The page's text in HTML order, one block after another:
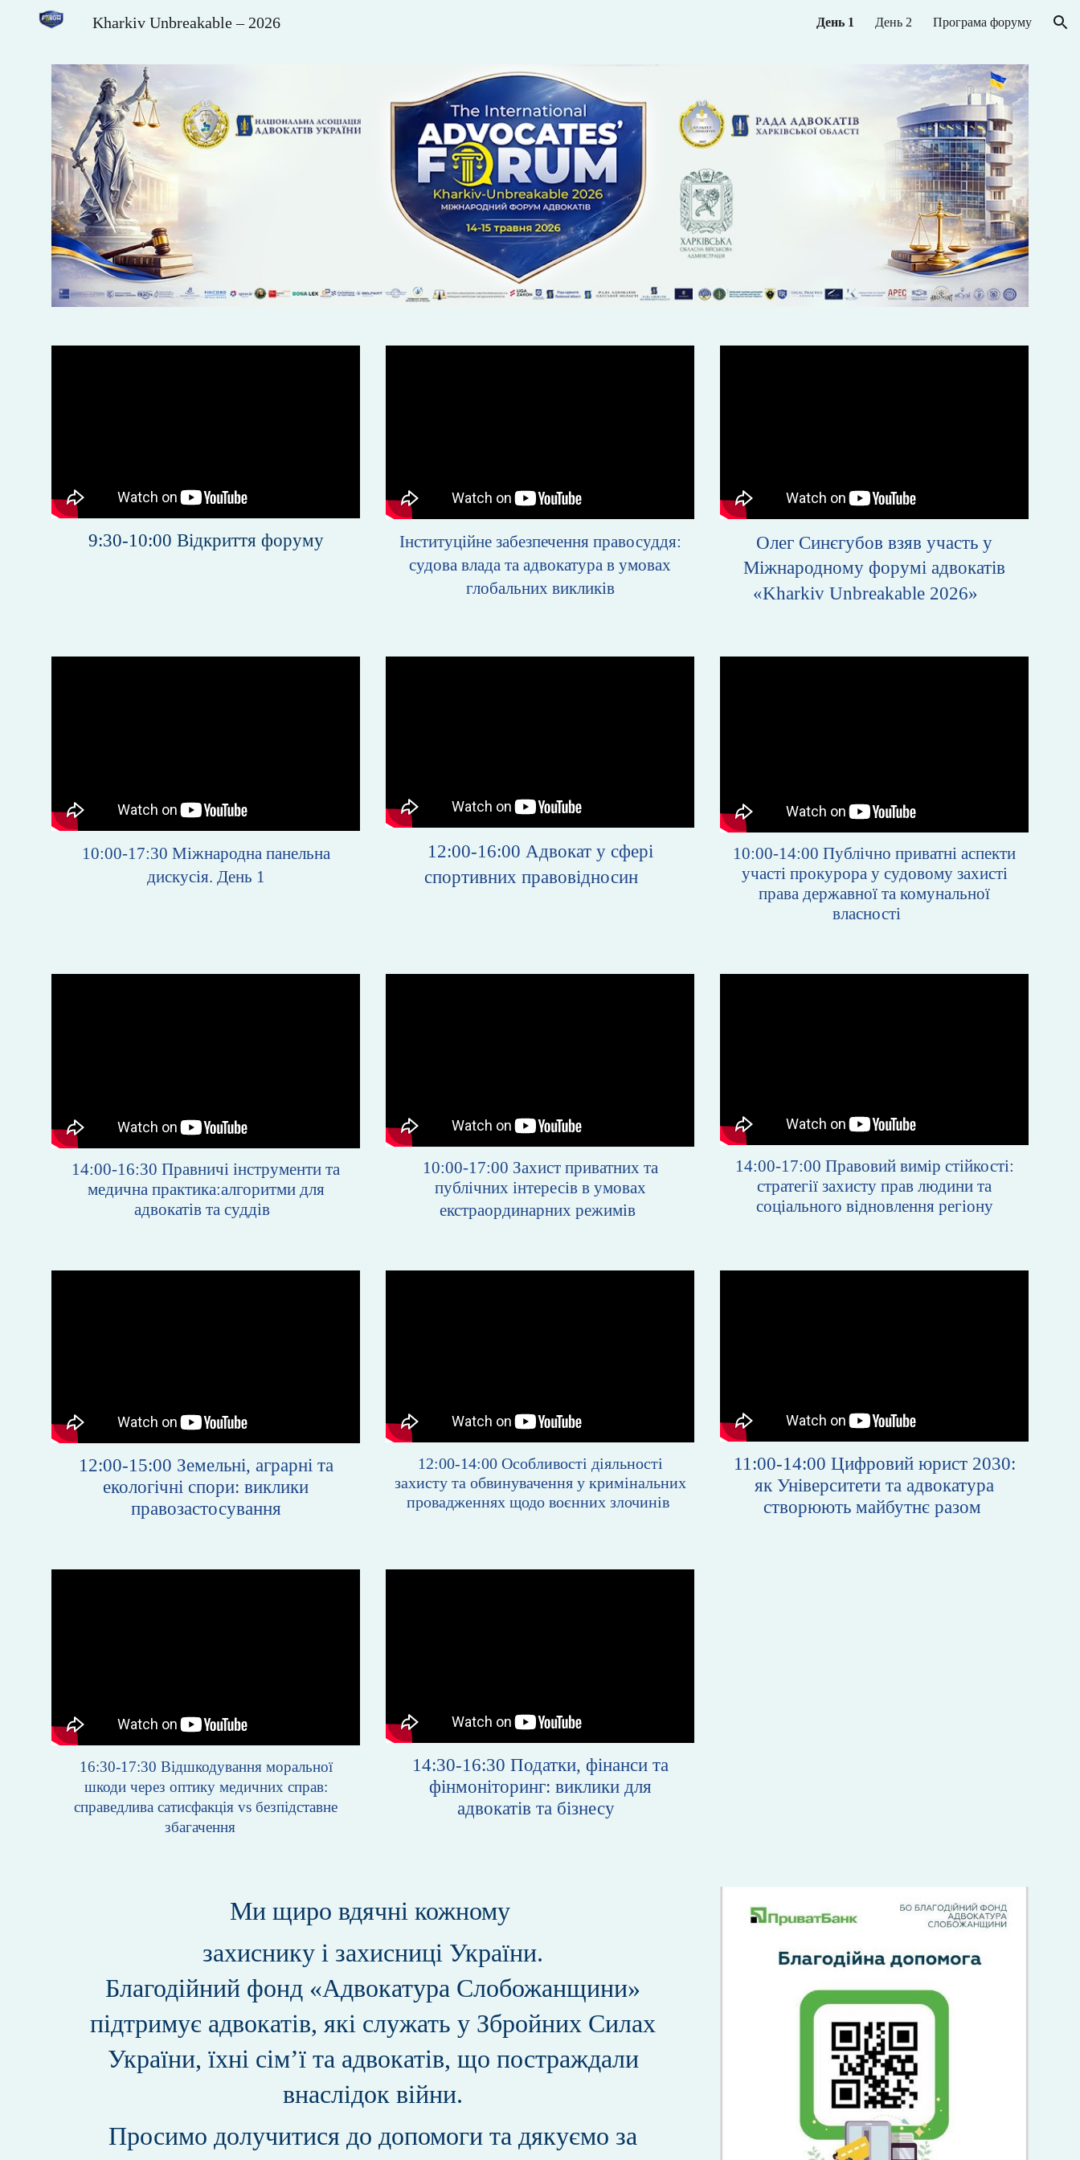
Kharkiv Unbreakable – 2026 День 1 День 2 Програма форуму
9:30-10:00 Відкриття форуму
Інституційне забезпечення правосуддя:
судова влада та адвокатура в умовах
глобальних викликів
Олег Синєгубов взяв участь у
Міжнародному форумі адвокатів
«Kharkiv Unbreakable 2026»
10:00-17:30 Міжнародна панельна
дискусія. День 1
12:00-16:00 Адвокат у сфері
спортивних правовідносин
10:00-14:00 Публічно приватні аспекти
участі прокурора у судовому захисті
права державної та комунальної
власності
14:00-16:30 Правничі інструменти та
медична практика:алгоритми для
адвокатів та суддів
10:00-17:00 Захист приватних та
публічних інтересів в умовах
екстраординарних режимів
14:00-17:00 Правовий вимір стійкості:
стратегії захисту прав людини та
соціального відновлення регіону
12:00-15:00 Земельні, аграрні та
екологічні спори: виклики
правозастосування
12:00-14:00 Особливості діяльності
захисту та обвинувачення у кримінальних
провадженнях щодо воєнних злочинів
11:00-14:00 Цифровий юрист 2030:
як Університети та адвокатура
створюють майбутнє разом
16:30-17:30 Відшкодування моральної
шкоди через оптику медичних справ:
справедлива сатисфакція vs безпідставне
збагачення
14:30-16:30 Податки, фінанси та
фінмоніторинг: виклики для
адвокатів та бізнесу
Ми щиро вдячні кожному
захиснику і захисниці України.
Благодійний фонд «Адвокатура Слобожанщини»
підтримує адвокатів, які служать у Збройних Силах
України, їхні сім’ї та адвокатів, що постраждали
внаслідок війни.
Просимо долучитися до допомоги та дякуємо за